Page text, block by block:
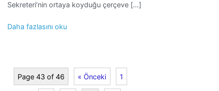
Sekreteri’nin ortaya koyduğu çerçeve […]
Daha fazlasını oku
Page 43 of 46 « Önceki 1